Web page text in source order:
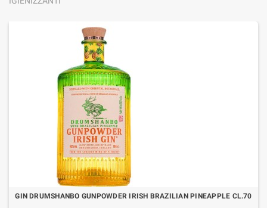
GIN DRUMSHANBO GUNPOWDER IRISH BRAZILIAN PINEAPPLE CL.70